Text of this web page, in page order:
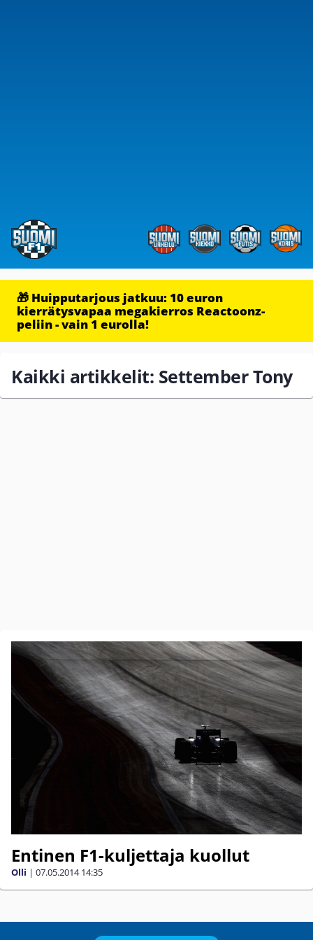
🎁 Huipputarjous jatkuu: 10 euron
kierrätysvapaa megakierros Reactoonz-
peliin - vain 1 eurolla!
Kaikki artikkelit: Settember Tony
Entinen F1-kuljettaja kuollut
Olli | 07.05.2014 14:35